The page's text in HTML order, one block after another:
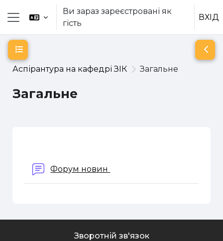
Перейти до головного вмісту
Бокова панель
Ви зараз зареєстровані як
гість
ВХІД
Аспірантура на кафедрі ЗІК Загальне
Загальне
Відкритий покажчик курсу
Форум новин
Зворотній зв'язок